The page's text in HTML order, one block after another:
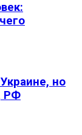
но
РФ